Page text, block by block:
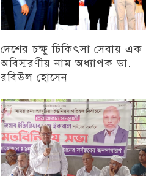
দেশের চক্ষু চিকিৎসা সেবায় এক
অবিস্মরণীয় নাম অধ্যাপক ডা.
রবিউল হোসেন